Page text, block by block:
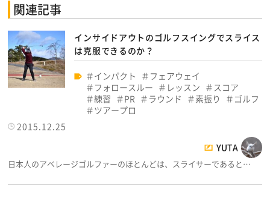
関連記事
インサイドアウトのゴルフスイングでスライス
は克服できるのか？
インパクト
フェアウェイ
フォロースルー
レッスン
スコア
練習
PR ラウンド 素振り
ゴルフ
ツアープロ
2015.12.25
YUTA
日本人のアベレージゴルファーのほとんどは、スライサーであると…